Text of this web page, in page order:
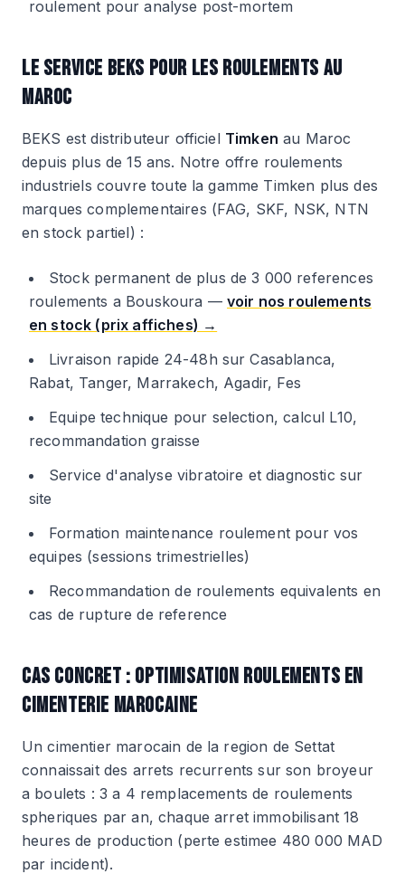
roulement pour analyse post-mortem
LE SERVICE BEKS POUR LES ROULEMENTS AU
MAROC
BEKS est distributeur officiel Timken au Maroc
depuis plus de 15 ans. Notre offre roulements
industriels couvre toute la gamme Timken plus des
marques complementaires (FAG, SKF, NSK, NTN
en stock partiel) :
Stock permanent de plus de 3 000 references
roulements a Bouskoura —voir nos roulements
en stock (prix affiches) →
Livraison rapide 24-48h sur Casablanca,
Rabat, Tanger, Marrakech, Agadir, Fes
Equipe technique pour selection, calcul L10,
recommandation graisse
Service d'analyse vibratoire et diagnostic sur
site
Formation maintenance roulement pour vos
equipes (sessions trimestrielles)
Recommandation de roulements equivalents en
cas de rupture de reference
CAS CONCRET : OPTIMISATION ROULEMENTS EN
CIMENTERIE MAROCAINE
Un cimentier marocain de la region de Settat
connaissait des arrets recurrents sur son broyeur
a boulets : 3 a 4 remplacements de roulements
spheriques par an, chaque arret immobilisant 18
heures de production (perte estimee 480 000 MAD
par incident).